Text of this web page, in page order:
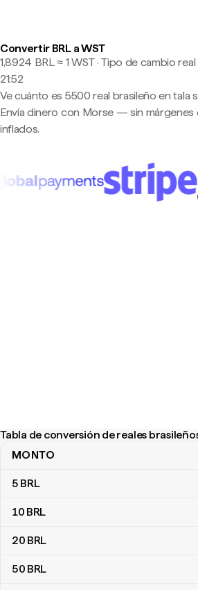
Convertir BRL a WST
1,8924 BRL ≈ 1 WST · Tipo de cambio real
21:52
Ve cuánto es 5500 real brasileño en tala
Envía dinero con Morse — sin
inflados.
Tabla de conversión de reales
Tabla de conversión de reales
MONTO
5 BRL
10 BRL
20 BRL
50 BRL